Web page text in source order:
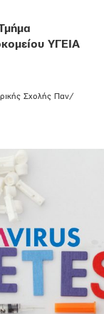
ΥΓΕΙΑ
Σχολής Παν/